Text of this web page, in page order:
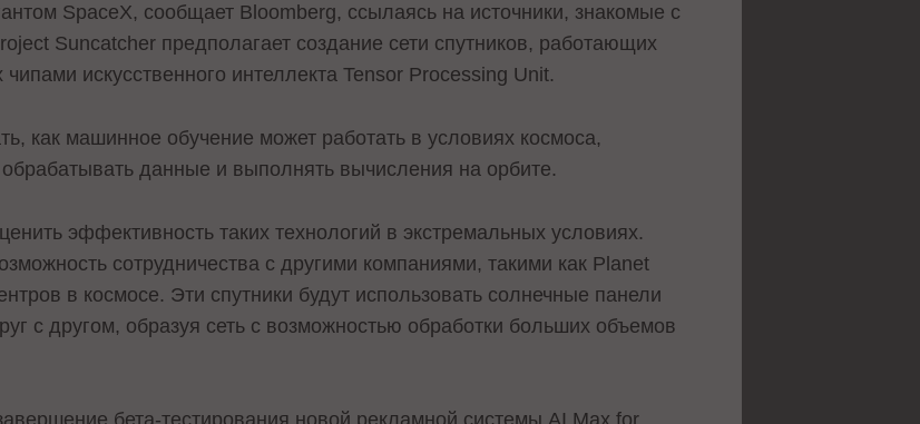
SpaceX, сообщает Bloomberg, ссылаясь на источники, знакомые с
Suncatcher предполагает создание сети спутников, работающих
искусственного интеллекта Tensor Processing Unit.
как машинное обучение может работать в условиях космоса,
обрабатывать данные и выполнять вычисления на орбите.
эффективность таких технологий в экстремальных условиях.
сотрудничества с другими компаниями, такими как Planet
в космосе. Эти спутники будут использовать солнечные панели
с другом, образуя сеть с возможностью обработки больших объемов